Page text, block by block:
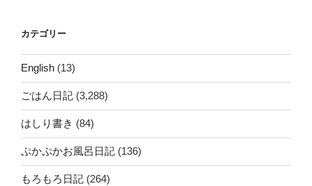
カテゴリー
English (13)
ごはん日記 (3,288)
はしり書き (84)
ぷかぷかお風呂日記 (136)
もろもろ日記 (264)